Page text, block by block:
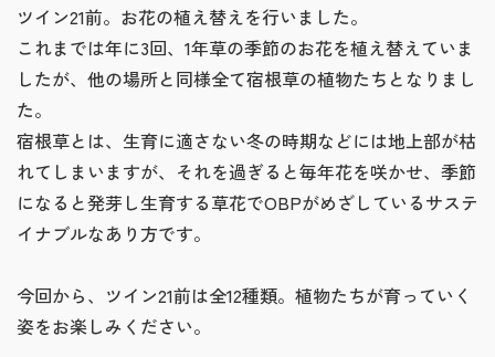
ツイン21前。お花の植え替えを行いました。
これまでは年に3回、1年草の季節のお花を植え替えていま
したが、他の場所と同様全て宿根草の植物たちとなりまし
た。
宿根草とは、生育に適さない冬の時期などには地上部が枯
れてしまいますが、それを過ぎると毎年花を咲かせ、季節
になると発芽し生育する草花でOBPがめざしているサステ
イナブルなあり方です。
今回から、ツイン21前は全12種類。植物たちが育っていく
姿をお楽しみください。